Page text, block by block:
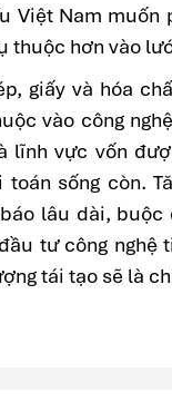
Việt Nam muốn
thuộc hơn vào
giấy và hóa
vào công
lĩnh vực vốn
sống còn.
lâu dài,
tư công
tái tạo sẽ là